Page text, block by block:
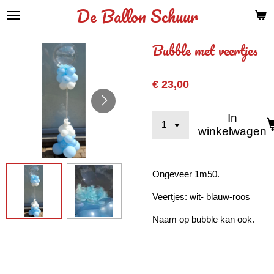
Ga
hoofdinhoud
De Ballon Schuur
Bubble met veertjes
€ 23,00
In
winkelwagen
Ongeveer 1m50.
Veertjes: wit- blauw-roos
Naam op bubble kan ook.